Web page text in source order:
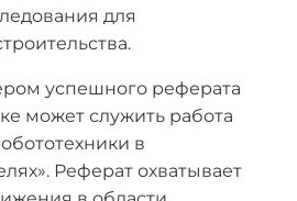
для
успешного реферата
может служить работа
в
Реферат охватывает